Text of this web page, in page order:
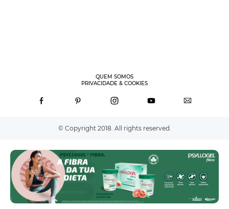
QUEM SOMOS
PRIVACIDADE & COOKIES
© Copyright 2018. All rights reserved.